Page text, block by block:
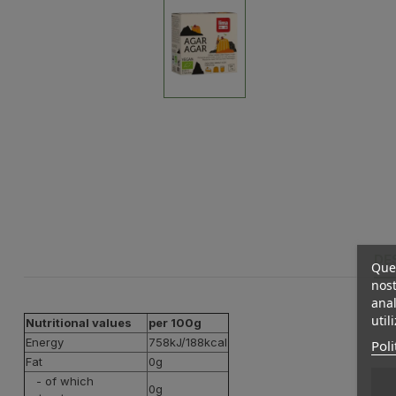
Nutritional values
per 100g
Energy
758kJ/188kcal
Fat
0g
- of which
0g